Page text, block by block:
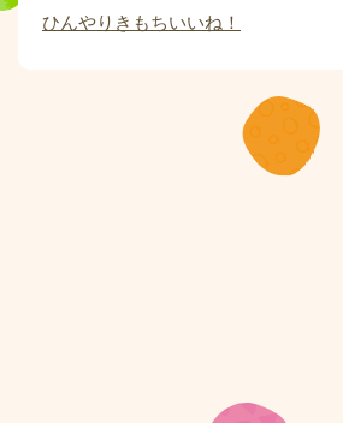
ひんやりきもちいいね！